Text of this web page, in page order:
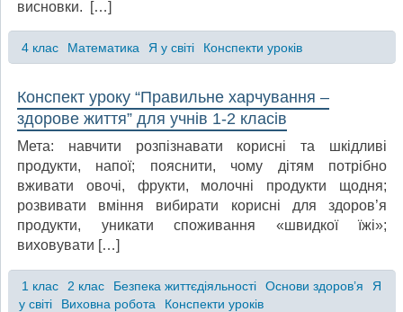
висновки. […]
4 клас Математика Я у світі Конспекти уроків
Конспект уроку “Правильне харчування –
здорове життя” для учнів 1-2 класів
Мета: навчити розпізнавати корисні та шкідливі
продукти, напої; пояснити, чому дітям потрібно
вживати овочі, фрукти, молочні продукти щодня;
розвивати вміння вибирати корисні для здоров’я
продукти, уникати споживання «швидкої їжі»;
виховувати […]
1 клас 2 клас Безпека життєдіяльності Основи здоров’я
Я
у світі
Виховна робота Конспекти уроків